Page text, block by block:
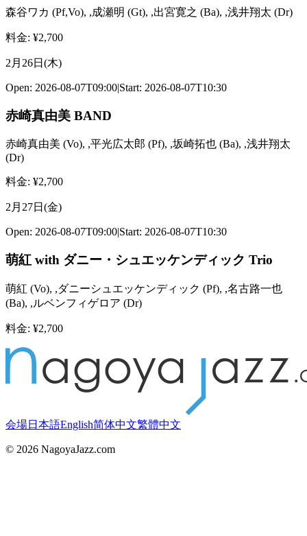
森谷ワカ (Pf,Vo), ,成瀬明 (Gt), ,出宮寛之 (Ba), ,浅井翔太 (Dr)
料金: ¥2,700
2月26日(木)
Open: 2026-08-07T09:00|Start: 2026-08-07T10:30
赤崎真由美 BAND
赤崎真由美 (Vo), ,平光広太郎 (Pf), ,坂崎拓也 (Ba), ,浅井翔太
(Dr)
料金: ¥2,700
2月27日(金)
Open: 2026-08-07T09:00 Start: 2026-08-07T10:30
萌紅 with ダニー・シュエッケンディック Trio
萌紅 (Vo), ,ダニーシュエッケンディック (Pf), ,名古路一也
(Ba), ,ルベンフィゲロア (Dr)
料金: ¥2,700
会場日本語English简体中文繁體中文
© 2026 NagoyaJazz.com